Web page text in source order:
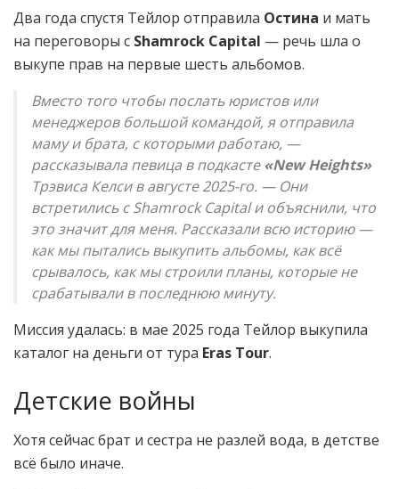
Два года спустя Тейлор отправила Остина и мать
на переговоры с Shamrock Capital — речь шла о
выкупе прав на первые шесть альбомов.
Вместо того чтобы послать юристов или
менеджеров большой командой, я отправила
маму и брата, с которыми работаю, —
рассказывала певица в подкасте «New Heights»
Трэвиса Келси в августе 2025-го. — Они
встретились с Shamrock Capital и объяснили, что
это значит для меня. Рассказали всю историю —
как мы пытались выкупить альбомы, как всё
срывалось, как мы строили планы, которые не
срабатывали в последнюю минуту.
Миссия удалась: в мае 2025 года Тейлор выкупила
каталог на деньги от тура Eras Tour.
Детские войны
Хотя сейчас брат и сестра не разлей вода, в детстве
всё было иначе.